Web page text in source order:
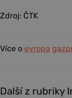
Zdroj: ČTK
Více o evropa
Další z rubriky